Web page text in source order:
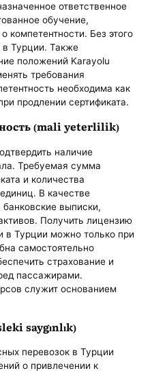
ответственное
обучение,
компетентности. Без этого
в Турции. Также
положений Karayolu
требования
необходима как
продлении сертификата.
(mali yeterlilik)
наличие
Требуемая сумма
и количества
В качестве
выписки,
Получить лицензию
в Турции можно только при
самостоятельно
страхование и
пассажирами.
служит основанием
saygınlık)
перевозок в Турции
о привлечении к